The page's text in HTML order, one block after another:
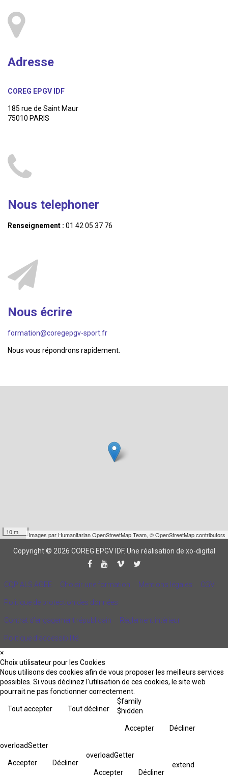
Adresse
COREG EPGV IDF
185 rue de Saint Maur
75010 PARIS
Nous telephoner
Renseignement : 01 42 05 37 76
Nous écrire
formation@coregepgv-sport.fr
Nous vous répondrons rapidement.
10 m Images par Humanitarian OpenStreetMap Team, © OpenStreetMap contributors
Copyright © 2026 COREG EPGV IDF. Une réalisation de xo-digital
CQP ALS AGEE Choisir une formation Mentions légales CGV
Politique de protection des données
Contrat d'engagement républicain Règlement intérieur
Politique d’accessibilité
×
Choix utilisateur pour les Cookies
Nous utilisons des cookies afin de vous proposer les meilleurs services
possibles. Si vous déclinez l'utilisation de ces cookies, le site web
pourrait ne pas fonctionner correctement.
Tout accepter Tout décliner
$family
$hidden
Accepter Décliner
overloadSetter
Accepter Décliner
overloadGetter
Accepter Décliner
extend